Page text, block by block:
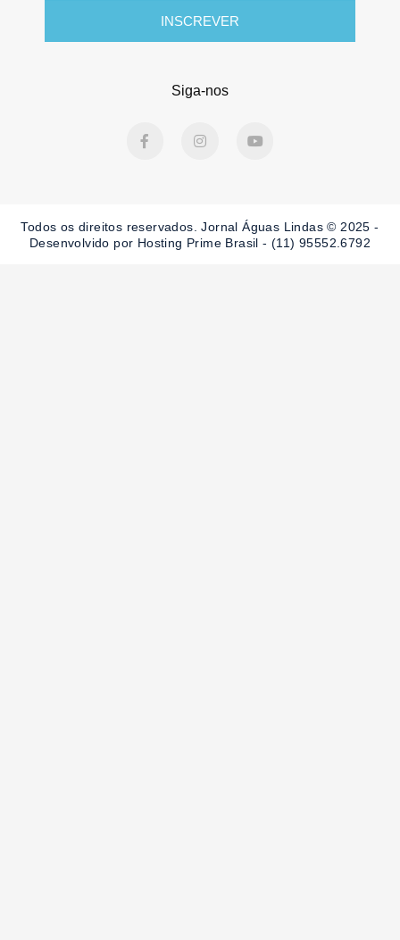
INSCREVER
Siga-nos
a
k
-
n
a
m
o
Todos os direitos reservados. Jornal Águas Lindas © 2025 -
Desenvolvido por Hosting Prime Brasil - (11) 95552.6792